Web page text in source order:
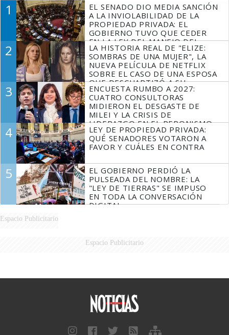
1
EL SENADO DIO MEDIA SANCIÓN
A LA INVIOLABILIDAD DE LA
PROPIEDAD PRIVADA: EL
GOBIERNO TUVO QUE CEDER
EN LA LEY DEL MANEJO DEL
FUEGO
2
LA HISTORIA REAL DE "ELIZE:
SOMBRAS DE UNA MUJER", LA
NUEVA PELÍCULA DE NETFLIX
SOBRE EL CASO DE UNA ESPOSA
QUE DESCUARTIZÓ A SU
MARIDO
3
ENCUESTA RUMBO A 2027:
CUATRO CONSULTORAS
MIDIERON EL DESGASTE DE
MILEI Y LA CRISIS DE
LIDERAZGO EN EL PERONISMO
4
LEY DE PROPIEDAD PRIVADA:
QUÉ SENADORES VOTARON A
FAVOR Y CUÁLES EN CONTRA
5
EL GOBIERNO PERDIÓ LA
PULSEADA DEL NOMBRE: LA
"LEY DE TIERRAS" SE IMPUSO
EN TODA LA CONVERSACIÓN
DIGITAL
Espacio Publicitario
Espacio Publicitario